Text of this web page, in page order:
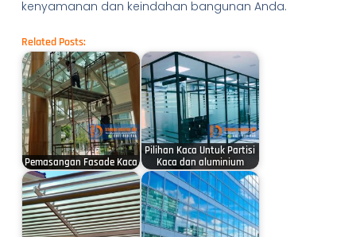
kenyamanan dan keindahan bangunan Anda.
Related Posts:
Pemasangan Fasade Kaca
Pilihan Kaca Untuk Partisi
Kaca dan aluminium